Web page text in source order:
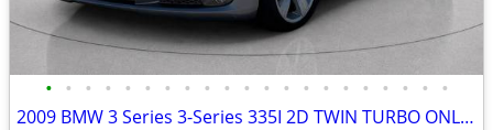
• • • • • • • • • • • • • • • • • • • • •
2009 BMW 3 Series 3-Series 335I 2D TWIN TURBO ONLY 71,000 MILES Conver